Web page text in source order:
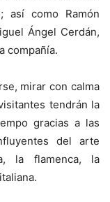
así como Ramón
Ángel Cerdán,
compañía.
mirar con calma
tendrán la
gracias a las
del arte
la flamenca, la